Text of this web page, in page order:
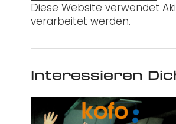
Diese Website verwendet
verarbeitet werden.
Interessieren